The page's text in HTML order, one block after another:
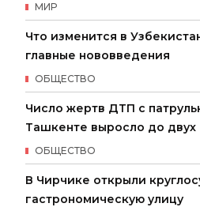
МИР
Что изменится в
главные нововведения
ОБЩЕСТВО
Число жертв ДТП с
Ташкенте выросло до двух
ОБЩЕСТВО
В Чирчике открыли
гастрономическую улицу